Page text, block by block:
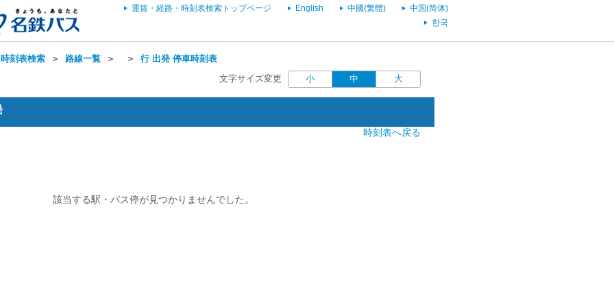
運賃・経路・時刻表検索トップページ English 中國(繁體)
中国(简体)
한국
刻表検索 ＞ 路線一覧 ＞ ＞ 行 出発 停車時刻表
文字サイズ変更 小 中 大
時刻表へ戻る
該当する駅・バス停が見つかりませんでした。